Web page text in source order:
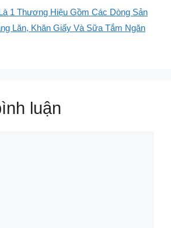
1 Thương Hiệu Gồm Các Dòng Sản
Lăn, Khăn Giấy Và Sữa Tắm Ngăn
luận